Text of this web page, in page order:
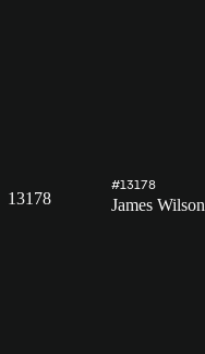
13178
#13178
James Wilson